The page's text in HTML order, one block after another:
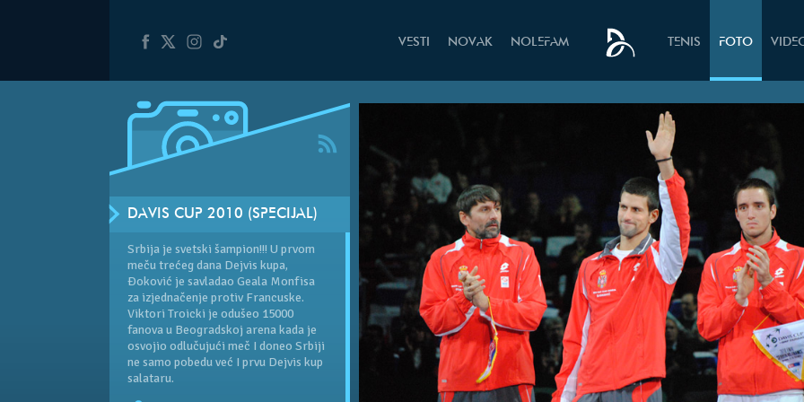
VESTI NOVAK NOLEFAM TENIS FOTO
DAVIS CUP 2010 (SPECIJAL)
Srbija je svetski šampion!!! U prvom
meču trećeg dana Dejvis kupa,
Đoković je savladao Geala Monfisa
za izjednačenje protiv Francuske.
Viktori Troicki je odušeo 15000
fanova u Beogradskoj arena kada je
osvojio odlučujući meč I doneo Srbiji
ne samo pobedu već I prvu Dejvis kup
salataru.